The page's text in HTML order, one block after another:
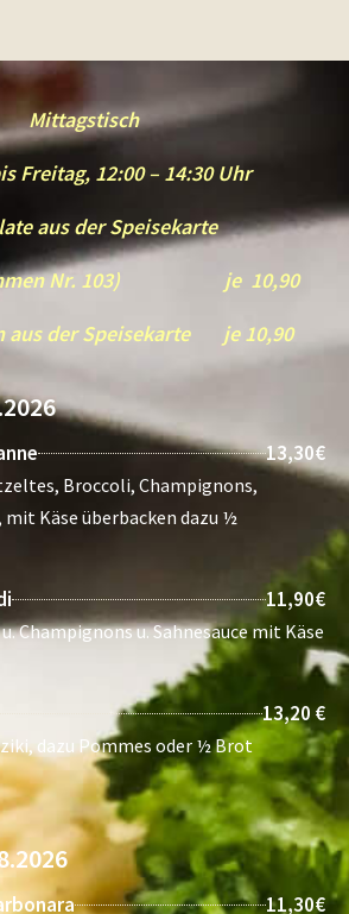
Mittagstisch
Freitag, 12:00 – 14:30 Uhr
aus der Speisekarte
Nr. 103) je 10,90
der Speisekarte je 10,90
13,30€
Broccoli, Champignons,
mit Käse überbacken dazu ½
11,90€
Champignons u. Sahnesauce mit Käse
13,20 €
dazu Pommes oder ½ Brot
11,30€